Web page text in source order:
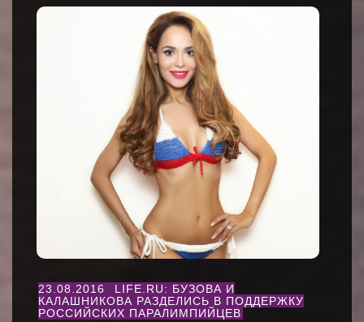
23.08.2016
LIFE.RU: БУЗОВА И
КАЛАШНИКОВА РАЗДЕЛИСЬ В ПОДДЕРЖКУ
РОССИЙСКИХ ПАРАЛИМПИЙЦЕВ